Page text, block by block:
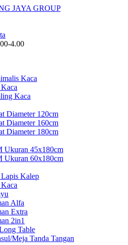
JAYA GROUP
4.00
Kaca
Kaca
Diameter 120cm
Diameter 160cm
Diameter 180cm
Ukuran 45x180cm
Ukuran 60x180cm
Kalep
Alfa
Extra
2in1
Table
Meja Tanda Tangan